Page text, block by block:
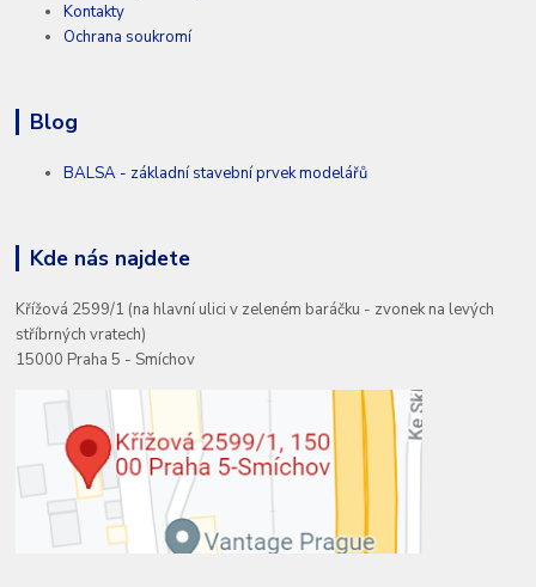
Kontakty
Ochrana soukromí
Blog
BALSA - základní stavební prvek modelářů
Kde nás najdete
Křížová 2599/1 (na hlavní ulici v zeleném baráčku - zvonek na levých
stříbrných vratech)
15000 Praha 5 - Smíchov